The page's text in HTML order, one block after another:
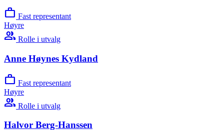
work Fast representant
Høyre
group Rolle i utvalg
Anne Høynes Kydland
work Fast representant
Høyre
group Rolle i utvalg
Halvor Berg-Hanssen